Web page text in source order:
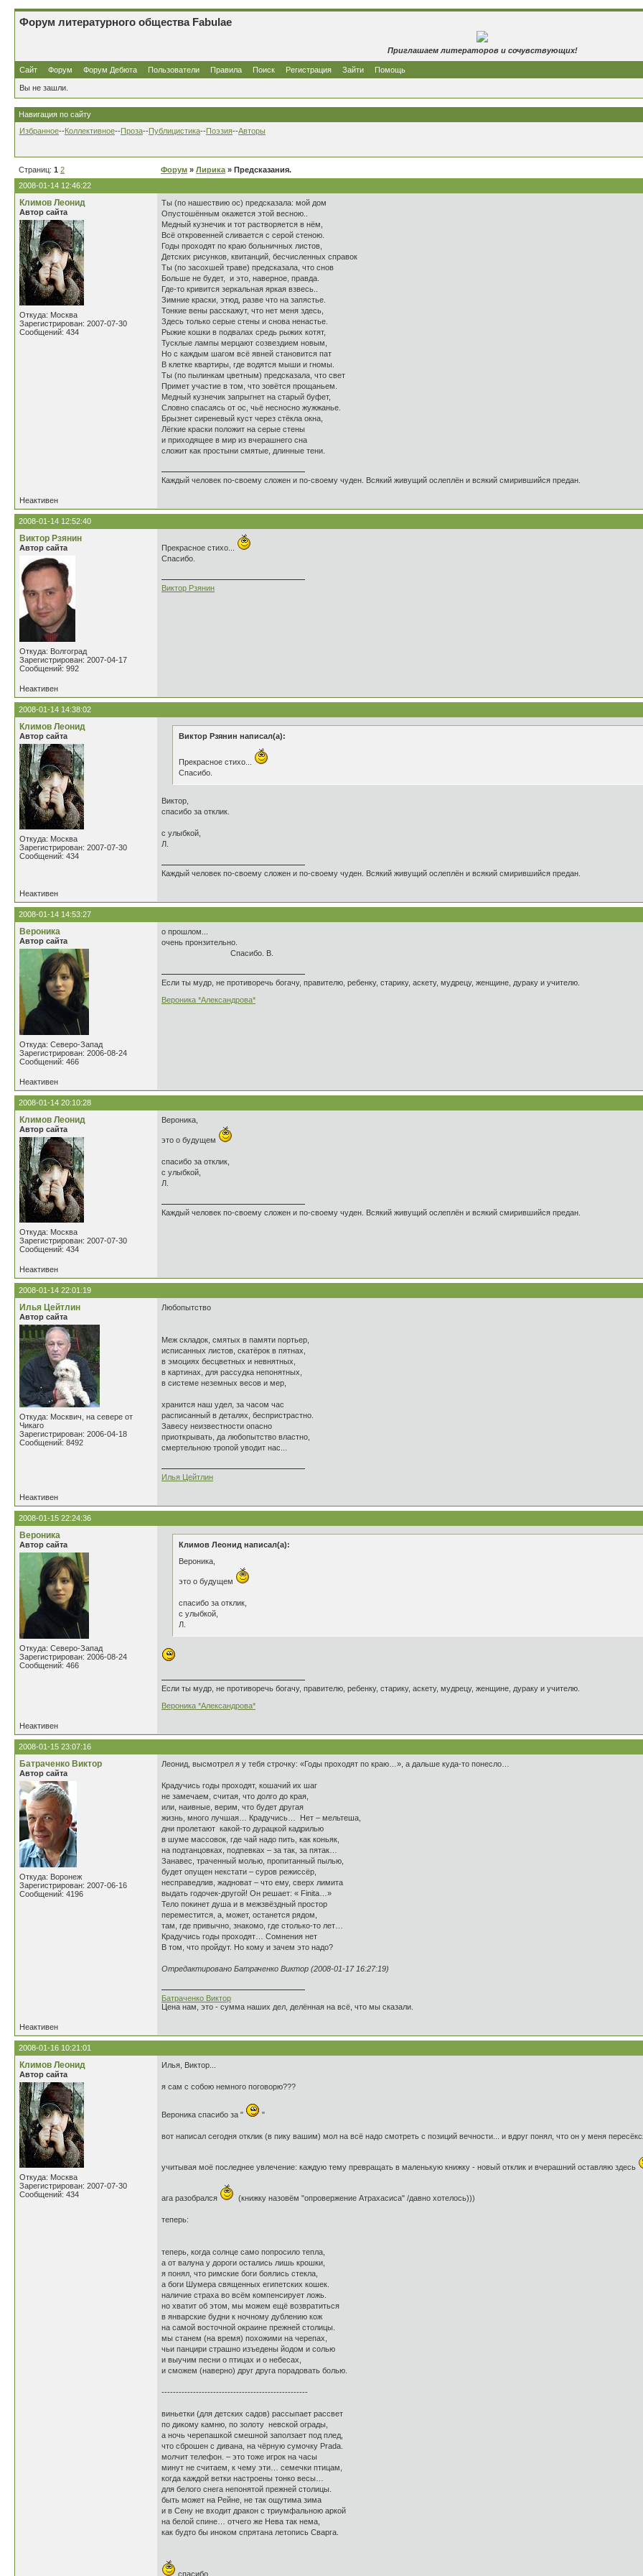
Форум литературного общества Fabulae
Приглашаем литераторов и сочувствующих!
Сайт Форум Форум Дебюта Пользователи Правила Поиск Регистрация Зайти Помощь
Вы не зашли.
Навигация по сайту
Избранное--Коллективное--Проза--Публицистика--Поэзия--Авторы
Страниц: 1 2 Форум » Лирика » Предсказания.
2008-01-14 12:46:22
Климов Леонид
Автор сайта
Откуда: Москва
Зарегистрирован: 2007-07-30
Сообщений: 434
Ты (по нашествию ос) предсказала: мой дом
Опустошённым окажется этой весною..
Медный кузнечик и тот растворяется в нём,
Всё откровенней сливается с серой стеною.
Годы проходят по краю больничных листов,
Детских рисунков, квитанций, бесчисленных справок
Ты (по засохшей траве) предсказала, что снов
Больше не будет, и это, наверное, правда.
Где-то кривится зеркальная яркая взвесь..
Зимние краски, этюд, разве что на запястье.
Тонкие вены расскажут, что нет меня здесь,
Здесь только серые стены и снова ненастье.
Рыжие кошки в подвалах средь рыжих котят,
Тусклые лампы мерцают созвездием новым,
Но с каждым шагом всё явней становится пат
В клетке квартиры, где водятся мыши и гномы.
Ты (по пылинкам цветным) предсказала, что свет
Примет участие в том, что зовётся прощаньем.
Медный кузнечик запрыгнет на старый буфет,
Словно спасаясь от ос, чьё несносно жужжанье.
Брызнет сиреневый куст через стёкла окна,
Лёгкие краски положит на серые стены
и приходящее в мир из вчерашнего сна
сложит как простыни смятые, длинные тени.
Каждый человек по-своему сложен и по-своему чуден. Всякий живущий ослеплён и всякий смирившийся предан.
Неактивен
2008-01-14 12:52:40
Виктор Рзянин
Автор сайта
Откуда: Волгоград
Зарегистрирован: 2007-04-17
Сообщений: 992
Прекрасное стихо...
Спасибо.
Виктор Рзянин
Неактивен
2008-01-14 14:38:02
Климов Леонид
Автор сайта
Откуда: Москва
Зарегистрирован: 2007-07-30
Сообщений: 434
Виктор Рзянин написал(а):
Прекрасное стихо...
Спасибо.
Виктор,
спасибо за отклик.
с улыбкой,
Л.
Каждый человек по-своему сложен и по-своему чуден. Всякий живущий ослеплён и всякий смирившийся предан.
Неактивен
2008-01-14 14:53:27
Вероника
Автор сайта
Откуда: Северо-Запад
Зарегистрирован: 2006-08-24
Сообщений: 466
о прошлом...
очень пронзительно.
Спасибо. В.
Если ты мудр, не противоречь богачу, правителю, ребенку, старику, аскету, мудрецу, женщине, дураку и учителю.
Вероника *Александрова*
Неактивен
2008-01-14 20:10:28
Климов Леонид
Автор сайта
Откуда: Москва
Зарегистрирован: 2007-07-30
Сообщений: 434
Вероника,
это о будущем
спасибо за отклик,
с улыбкой,
Л.
Каждый человек по-своему сложен и по-своему чуден. Всякий живущий ослеплён и всякий смирившийся предан.
Неактивен
2008-01-14 22:01:19
Илья Цейтлин
Автор сайта
Откуда: Москвич, на севере от
Чикаго
Зарегистрирован: 2006-04-18
Сообщений: 8492
Любопытство
Меж складок, смятых в памяти портьер,
исписанных листов, скатёрок в пятнах,
в эмоциях бесцветных и невнятных,
в картинах, для рассудка непонятных,
в системе неземных весов и мер,
хранится наш удел, за часом час
расписанный в деталях, беспристрастно.
Завесу неизвестности опасно
приоткрывать, да любопытство властно,
смертельною тропой уводит нас...
Илья Цейтлин
Неактивен
2008-01-15 22:24:36
Вероника
Автор сайта
Откуда: Северо-Запад
Зарегистрирован: 2006-08-24
Сообщений: 466
Климов Леонид написал(а):
Вероника,
это о будущем
спасибо за отклик,
с улыбкой,
Л.
Если ты мудр, не противоречь богачу, правителю, ребенку, старику, аскету, мудрецу, женщине, дураку и учителю.
Вероника *Александрова*
Неактивен
2008-01-15 23:07:16
Батраченко Виктор
Автор сайта
Откуда: Воронеж
Зарегистрирован: 2007-06-16
Сообщений: 4196
Леонид, высмотрел я у тебя строчку: «Годы проходят по краю…», а дальше куда-то понесло…
Крадучись годы проходят, кошачий их шаг
не замечаем, считая, что долго до края,
или, наивные, верим, что будет другая
жизнь, много лучшая… Крадучись… Нет – мельтеша,
дни пролетают какой-то дурацкой кадрилью
в шуме массовок, где чай надо пить, как коньяк,
на подтанцовках, подпевках – за так, за пятак…
Занавес, траченный молью, пропитанный пылью,
будет опущен некстати – суров режиссёр,
несправедлив, жадноват – что ему, сверх лимита
выдать годочек-другой! Он решает: « Finita…»
Тело покинет душа и в межзвёздный простор
переместится, а, может, останется рядом,
там, где привычно, знакомо, где столько-то лет…
Крадучись годы проходят… Сомнения нет
В том, что пройдут. Но кому и зачем это надо?
Отредактировано Батраченко Виктор (2008-01-17 16:27:19)
Батраченко Виктор
Цена нам, это - сумма наших дел, делённая на всё, что мы сказали.
Неактивен
2008-01-16 10:21:01
Климов Леонид
Автор сайта
Откуда: Москва
Зарегистрирован: 2007-07-30
Сообщений: 434
Илья, Виктор...
я сам с собою немного поговорю???
Вероника спасибо за " "
вот написал сегодня отклик (в пику вашим) мол на всё надо смотреть с позиций вечности... и вдруг понял, что он у меня
учитывая моё последнее увлечение: каждую тему превращать в маленькую книжку - новый отклик и вчерашний оставляю здесь
ага разобрался (книжку назовём "опровержение Атрахасиса" /давно хотелось)))
теперь:
теперь, когда солнце само попросило тепла,
а от валуна у дороги остались лишь крошки,
я понял, что римские боги боялись стекла,
а боги Шумера священных египетских кошек.
наличие страха во всём компенсирует ложь.
но хватит об этом, мы можем ещё возвратиться
в январские будни к ночному дублению кож
на самой восточной окраине прежней столицы.
мы станем (на время) похожими на черепах,
чьи панцири страшно изъедены йодом и солью
и выучим песни о птицах и о небесах,
и сможем (наверно) друг друга порадовать болью.
---------------------------------------------------
виньетки (для детских садов) рассыпает рассвет
по дикому камню, по золоту невской ограды,
а ночь черепашкой смешной заползает под плед,
что сброшен с дивана, на чёрную сумочку Prada.
молчит телефон. – это тоже игрок на часы
минут не считаем, к чему эти… семечки птицам,
когда каждой ветки настроены тонко весы…
для белого снега непонятой прежней столицы.
быть может на Рейне, не так ощутима зима
и в Сену не входит дракон с триумфальною аркой
на белой спине… отчего же Нева так нема,
как будто бы иноком спрятана летопись Сварга.
спасибо,